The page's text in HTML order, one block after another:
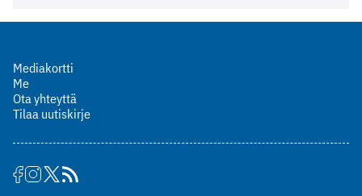
Mediakortti
Me
Ota yhteyttä
Tilaa uutiskirje